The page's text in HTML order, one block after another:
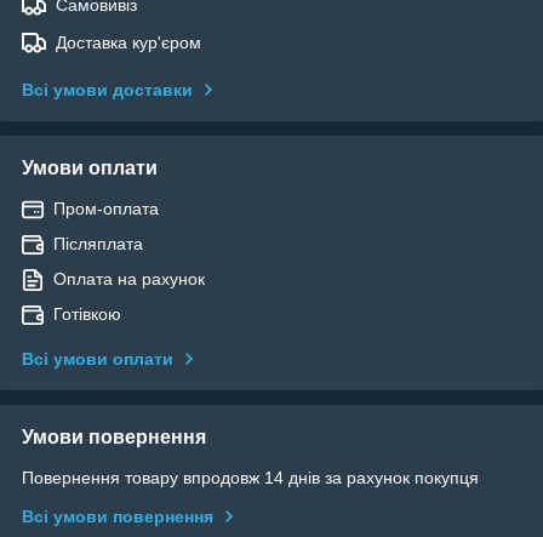
Самовивіз
Доставка кур'єром
Всі умови доставки
Умови оплати
Пром-оплата
Післяплата
Оплата на рахунок
Готівкою
Всі умови оплати
Умови повернення
Повернення товару впродовж 14 днів за рахунок покупця
Всі умови повернення